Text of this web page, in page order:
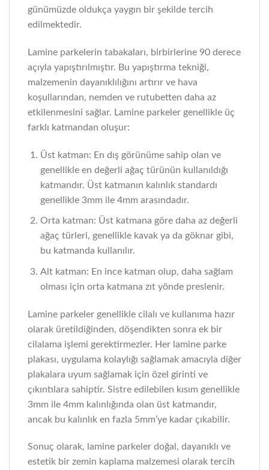
günümüzde oldukça yaygın bir şekilde tercih
edilmektedir.
Lamine parkelerin tabakaları, birbirlerine 90 derece
açıyla yapıştırılmıştır. Bu yapıştırma tekniği,
malzemenin dayanıklılığını artırır ve hava
koşullarından, nemden ve rutubetten daha az
etkilenmesini sağlar. Lamine parkeler genellikle üç
farklı katmandan oluşur:
Üst katman: En dış görünüme sahip olan ve
genellikle en değerli ağaç türünün kullanıldığı
katmandır. Üst katmanın kalınlık standardı
genellikle 3mm ile 4mm arasındadır.
Orta katman: Üst katmana göre daha az değerli
ağaç türleri, genellikle kavak ya da göknar gibi,
bu katmanda kullanılır.
Alt katman: En ince katman olup, daha sağlam
olması için orta katmana zıt yönde preslenir.
Lamine parkeler genellikle cilalı ve kullanıma hazır
olarak üretildiğinden, döşendikten sonra ek bir
cilalama işlemi gerektirmezler. Her lamine parke
plakası, uygulama kolaylığı sağlamak amacıyla diğer
plakalara uyum sağlamak için özel girinti ve
çıkıntılara sahiptir. Sistre edilebilen kısım genellikle
3mm ile 4mm kalınlığında olan üst katmandır,
ancak bu kalınlık en fazla 5mm’ye kadar çıkabilir.
Sonuç olarak, lamine parkeler doğal, dayanıklı ve
estetik bir zemin kaplama malzemesi olarak tercih